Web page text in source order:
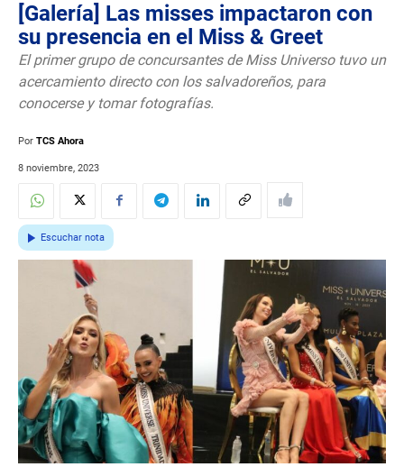
[Galería] Las misses impactaron con
su presencia en el Miss & Greet
El primer grupo de concursantes de Miss Universo tuvo un
acercamiento directo con los salvadoreños, para
conocerse y tomar fotografías.
Por TCS Ahora
8 noviembre, 2023
Escuchar nota